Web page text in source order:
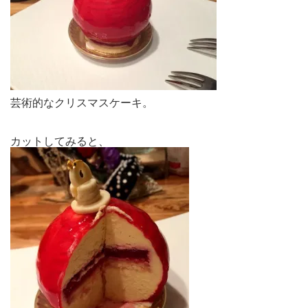
芸術的なクリスマスケーキ。
カットしてみると、